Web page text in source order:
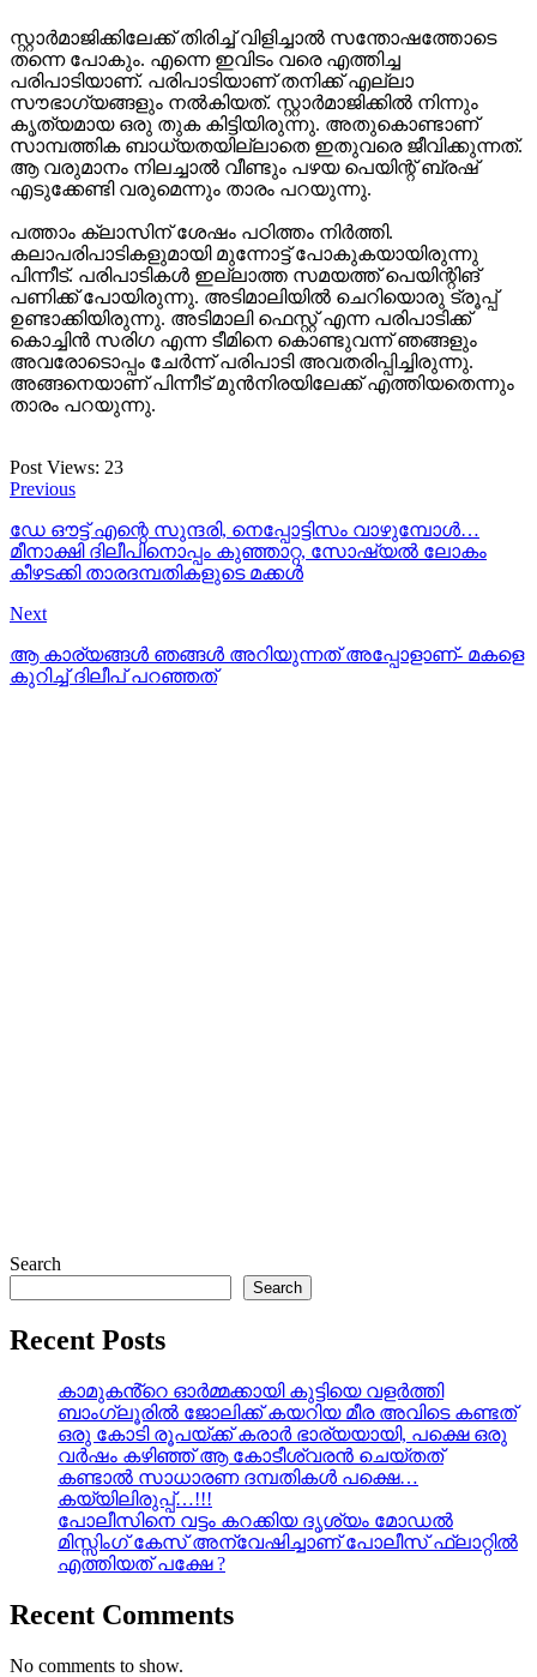
സ്റ്റാര്‍മാജിക്കിലേക്ക് തിരിച്ച് വിളിച്ചാല്‍ സന്തോഷത്തോടെ
തന്നെ പോകും. എന്നെ ഇവിടം വരെ എത്തിച്ച
പരിപാടിയാണ്. പരിപാടിയാണ് തനിക്ക് എല്ലാ
സൗഭാഗ്യങ്ങളും നല്‍കിയത്. സ്റ്റാര്‍മാജിക്കില്‍ നിന്നും
കൃത്യമായ ഒരു തുക കിട്ടിയിരുന്നു. അതുകൊണ്ടാണ്
സാമ്പത്തിക ബാധ്യതയില്ലാതെ ഇതുവരെ ജീവിക്കുന്നത്.
ആ വരുമാനം നിലച്ചാല്‍ വീണ്ടും പഴയ പെയിന്റ് ബ്രഷ്
എടുക്കേണ്ടി വരുമെന്നും താരം പറയുന്നു.
പത്താം ക്ലാസിന് ശേഷം പഠിത്തം നിര്‍ത്തി.
കലാപരിപാടികളുമായി മുന്നോട്ട് പോകുകയായിരുന്നു
പിന്നീട്. പരിപാടികള്‍ ഇല്ലാത്ത സമയത്ത് പെയിന്റിങ്
പണിക്ക് പോയിരുന്നു. അടിമാലിയില്‍ ചെറിയൊരു ട്രൂപ്പ്
ഉണ്ടാക്കിയിരുന്നു. അടിമാലി ഫെസ്റ്റ് എന്ന പരിപാടിക്ക്
കൊച്ചിന്‍ സരിഗ എന്ന ടീമിനെ കൊണ്ടുവന്ന് ഞങ്ങളും
അവരോടൊപ്പം ചേര്‍ന്ന് പരിപാടി അവതരിപ്പിച്ചിരുന്നു.
അങ്ങനെയാണ് പിന്നീട് മുന്‍നിരയിലേക്ക് എത്തിയതെന്നും
താരം പറയുന്നു.
Post Views: 23
Previous
ഡേ ഔട്ട് എന്റെ സുന്ദരി, നെപ്പോട്ടിസം വാഴുമ്പോൾ…
മീനാക്ഷി ദിലീപിനൊപ്പം കുഞ്ഞാറ്റ, സോഷ്യൽ ലോകം
കീഴടക്കി താരദമ്പതികളുടെ മക്കൾ
Next
ആ കാര്യങ്ങൾ ഞങ്ങൾ അറിയുന്നത് അപ്പോളാണ്- മകളെ
കുറിച്ച് ദിലീപ് പറഞ്ഞത്
Search
Search
Recent Posts
കാമുകൻ്റെ ഓർമ്മക്കായി കുട്ടിയെ വളർത്തി
ബാംഗ്ലൂരിൽ ജോലിക്ക് കയറിയ മീര അവിടെ കണ്ടത്
ഒരു കോടി രൂപയ്ക്ക് കരാർ ഭാര്യയായി, പക്ഷെ ഒരു
വർഷം കഴിഞ്ഞ് ആ കോടീശ്വരൻ ചെയ്തത്
കണ്ടാൽ സാധാരണ ദമ്പതികൾ പക്ഷെ…
കയ്യിലിരുപ്പ്…!!!
പോലീസിനെ വട്ടം കറക്കിയ ദൃശ്യം മോഡല്‍
മിസ്സിംഗ് കേസ് അന്വേഷിച്ചാണ് പോലീസ് ഫ്ലാറ്റിൽ
എത്തിയത് പക്ഷേ ?
Recent Comments
No comments to show.